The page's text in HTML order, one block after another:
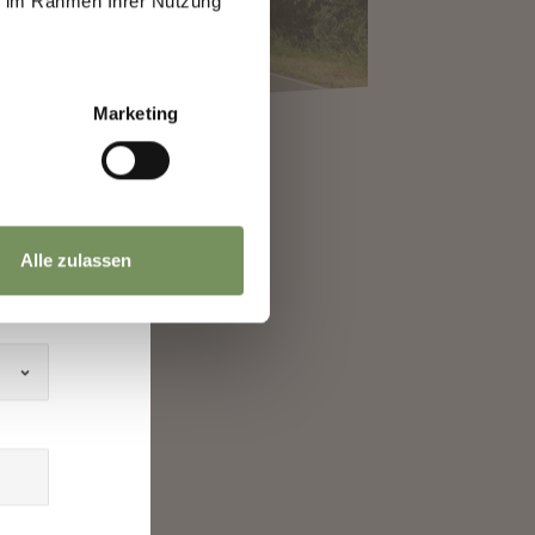
Marketing
Alle zulassen
UND